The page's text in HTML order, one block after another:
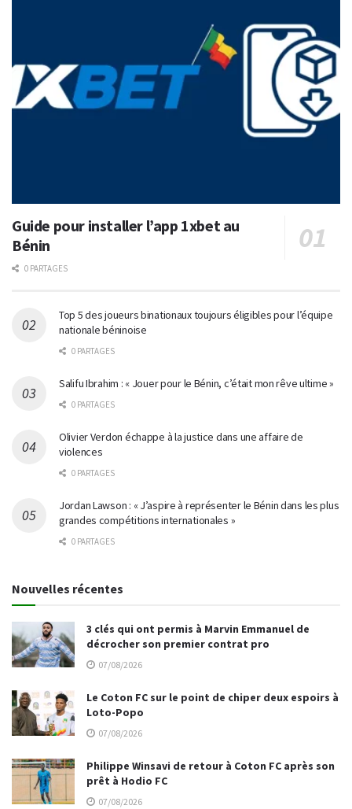
Guide pour installer l’app 1xbet au
Bénin
0 PARTAGES
Top 5 des joueurs binationaux toujours éligibles pour l’équipe
nationale béninoise
0 PARTAGES
Salifu Ibrahim : « Jouer pour le Bénin, c’était mon rêve ultime »
0 PARTAGES
Olivier Verdon échappe à la justice dans une affaire de
violences
0 PARTAGES
Jordan Lawson : « J’aspire à représenter le Bénin dans les plus
grandes compétitions internationales »
0 PARTAGES
Nouvelles récentes
3 clés qui ont permis à Marvin Emmanuel de
décrocher son premier contrat pro
07/08/2026
Le Coton FC sur le point de chiper deux espoirs à
Loto-Popo
07/08/2026
Philippe Winsavi de retour à Coton FC après son
prêt à Hodio FC
07/08/2026